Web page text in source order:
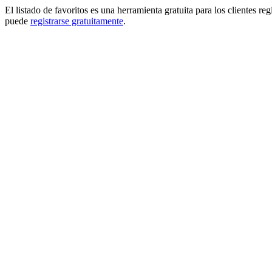
El listado de favoritos es una herramienta gratuita para los clientes
puede registrarse gratuitamente.